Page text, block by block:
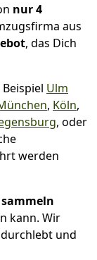
nur 4
aus
, das Dich
Ulm
, Köln,
, oder
werden
kann. Wir
und